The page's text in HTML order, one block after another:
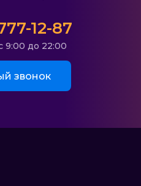
12-87
9:00 до 22:00
звонок